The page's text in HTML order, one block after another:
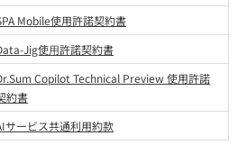
Mobile使用許諾契約書
Jig使⽤許諾契約書
Copilot Technical Preview 使用許諾
約書
サービス共通利用約款